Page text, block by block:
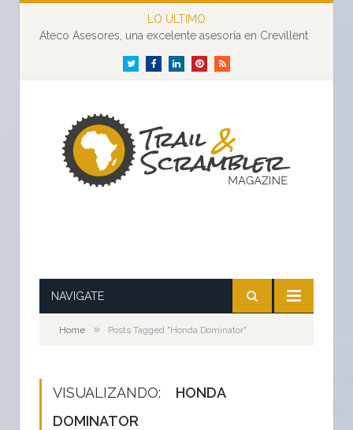
LO ÚLTIMO
Ateco Asesores, una excelente asesoría en Crevillent
TwitterFacebookLinkedInPinterestRSS
NAVIGATE
Home » Posts Tagged "Honda Dominator"
VISUALIZANDO:
HONDA
DOMINATOR